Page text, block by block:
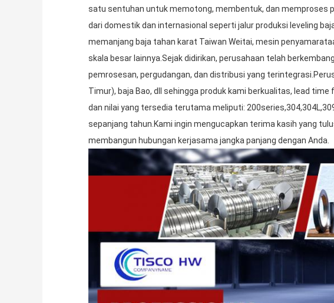
satu sentuhan untuk memotong, membentuk, dan memproses
dari domestik dan internasional seperti jalur produksi leveling
memanjang baja tahan karat Taiwan Weitai, mesin
skala besar lainnya.Sejak didirikan, perusahaan telah
pemrosesan, pergudangan, dan distribusi yang
Timur), baja Bao, dll sehingga produk kami berkualitas, lead
dan nilai yang tersedia terutama meliputi:
sepanjang tahun.Kami ingin mengucapkan terima kasih yang
membangun hubungan kerjasama jangka panjang dengan Anda.